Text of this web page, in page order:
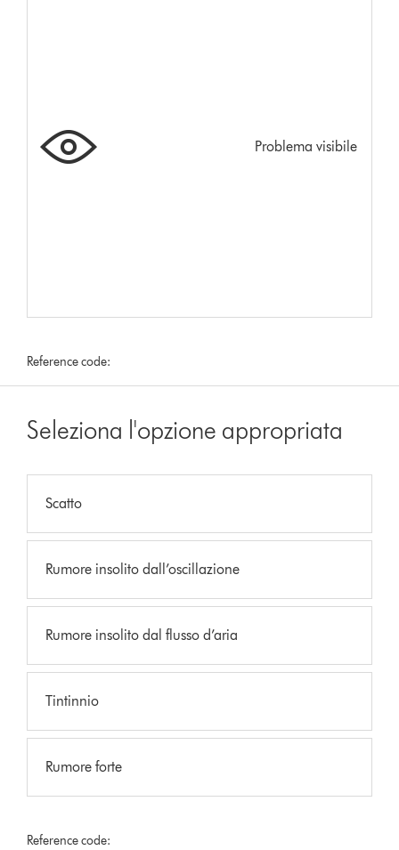
Problema visibile
Reference code:
Seleziona l'opzione appropriata
Scatto
Rumore insolito dall’oscillazione
Rumore insolito dal flusso d’aria
Tintinnio
Rumore forte
Reference code: